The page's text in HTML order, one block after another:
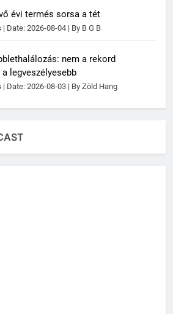
évi termés sorsa a tét
Date: 2026-08-04 By B G B
nem a rekord
legveszélyesebb
Date: 2026-08-03 By Zöld Hang